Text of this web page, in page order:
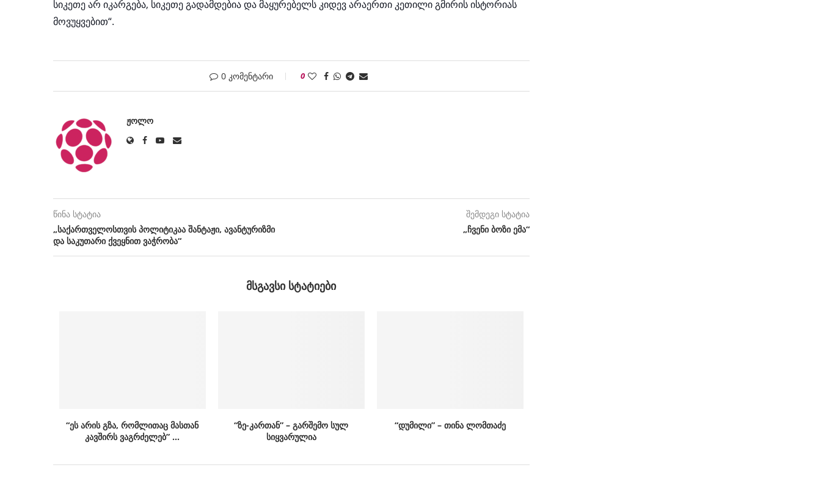
სიკეთე არ იკარგება, სიკეთე გადამდებია და მაყურებელს კიდევ არაერთი კეთილი გმირის ისტორიას
მოვუყვებით“.
0 კომენტარი 0
ᲟᲝᲚᲝ
წინა სტატია
„საქართველოსთვის პოლიტიკაა შანტაჟი, ავანტურიზმი
და საკუთარი ქვეყნით ვაჭრობა“
შემდეგი სტატია
„ჩვენი ბოზი ემა“
ᲛᲡᲒᲐᲕᲡᲘ ᲡᲢᲐᲢᲘᲔᲑᲘ
“ეს არის გზა, რომლითაც მასთან
კავშირს ვაგრძელებ” …
“ზე-კართან” – გარშემო სულ
სიყვარულია
“დუმილი” – თინა ლომთაძე